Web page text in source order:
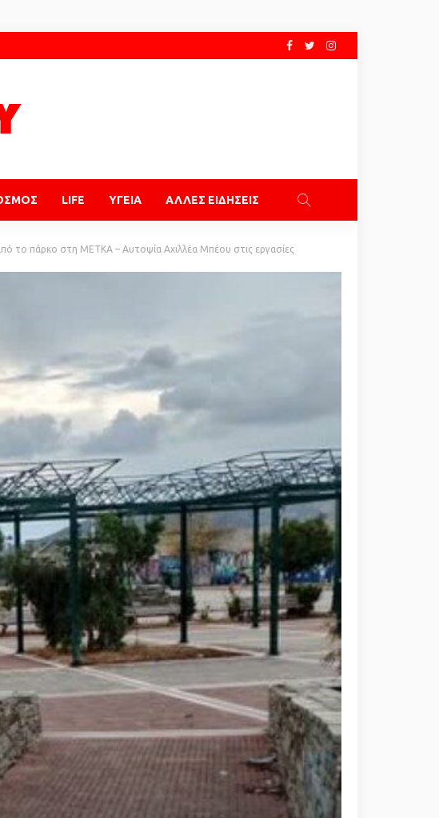
LIFE ΥΓΕΙΑ ΑΛΛΕΣ ΕΙΔΗΣΕΙΣ
το πάρκο στη ΜΕΤΚΑ – Αυτοψία Αχιλλέα Μπέου στις εργασίες